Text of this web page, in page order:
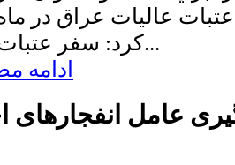
عتبات عالیات عراق در
کرد: سفر عتبات عالیات عراق...
ادامه
عامل انفجارهای